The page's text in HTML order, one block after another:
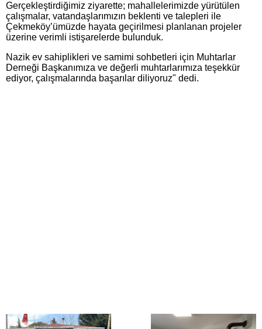
Gerçekleştirdiğimiz ziyarette; mahallelerimizde yürütülen
çalışmalar, vatandaşlarımızın beklenti ve talepleri ile
Çekmeköy’ümüzde hayata geçirilmesi planlanan projeler
üzerine verimli istişarelerde bulunduk.
Nazik ev sahiplikleri ve samimi sohbetleri için Muhtarlar
Derneği Başkanımıza ve değerli muhtarlarımıza teşekkür
ediyor, çalışmalarında başarılar diliyoruz" dedi.